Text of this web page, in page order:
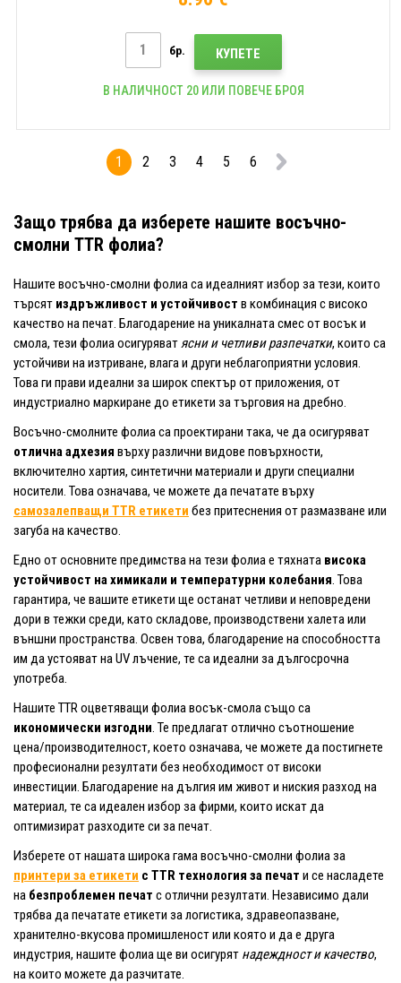
бр. КУПЕТЕ
В НАЛИЧНОСТ 20 ИЛИ ПОВЕЧЕ БРОЯ
1 2 3 4 5 6
Защо трябва да изберете нашите восъчно-
смолни TTR фолиа?
Нашите восъчно-смолни фолиа са идеалният избор за тези, които
търсят издръжливост и устойчивост в комбинация с високо
качество на печат. Благодарение на уникалната смес от восък и
смола, тези фолиа осигуряватясни и четливи разпечатки, които са
устойчиви на изтриване, влага и други неблагоприятни условия.
Това ги прави идеални за широк спектър от приложения, от
индустриално маркиране до етикети за търговия на дребно.
Восъчно-смолните фолиа са проектирани така, че да осигуряват
отлична адхезия върху различни видове повърхности,
включително хартия, синтетични материали и други специални
носители. Това означава, че можете да печатате върху
самозалепващи TTR етикети без притеснения от размазване или
загуба на качество.
Едно от основните предимства на тези фолиа е тяхната висока
устойчивост на химикали и температурни колебания. Това
гарантира, че вашите етикети ще останат четливи и неповредени
дори в тежки среди, като складове, производствени халета или
външни пространства. Освен това, благодарение на способността
им да устояват на UV лъчение, те са идеални за дългосрочна
употреба.
Нашите TTR оцветяващи фолиа восък-смола също са
икономически изгодни. Те предлагат отлично съотношение
цена/производителност, което означава, че можете да постигнете
професионални резултати без необходимост от високи
инвестиции. Благодарение на дългия им живот и ниския разход на
материал, те са идеален избор за фирми, които искат да
оптимизират разходите си за печат.
Изберете от нашата широка гама восъчно-смолни фолиа за
принтери за етикети с TTR технология за печат и се насладете
на безпроблемен печат с отлични резултати. Независимо дали
трябва да печатате етикети за логистика, здравеопазване,
хранително-вкусова промишленост или която и да е друга
индустрия, нашите фолиа ще ви осигурят надеждност и качество,
на които можете да разчитате.